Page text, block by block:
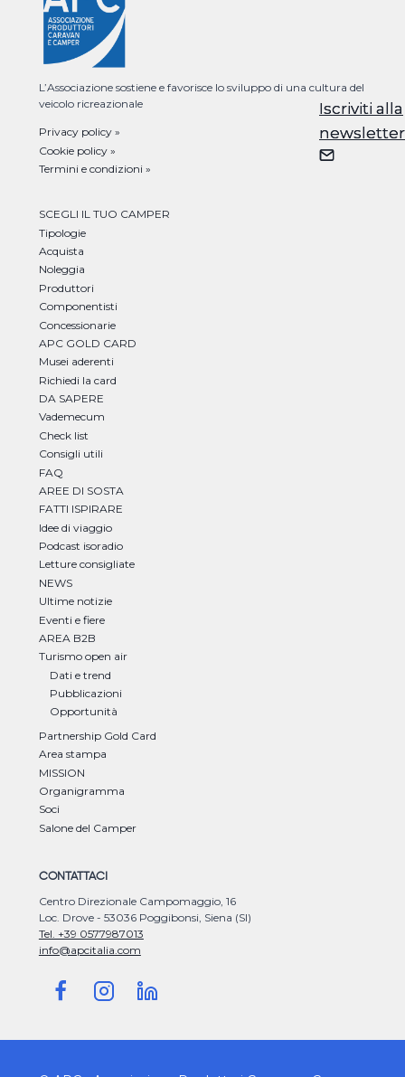
Iscriviti alla
newsletter
L’Associazione sostiene e favorisce lo sviluppo di una cultura del
veicolo ricreazionale
Privacy policy »
Cookie policy »
Termini e condizioni »
SCEGLI IL TUO CAMPER
Tipologie
Acquista
Noleggia
Produttori
Componentisti
Concessionarie
APC GOLD CARD
Musei aderenti
Richiedi la card
DA SAPERE
Vademecum
Check list
Consigli utili
FAQ
AREE DI SOSTA
FATTI ISPIRARE
Idee di viaggio
Podcast isoradio
Letture consigliate
NEWS
Ultime notizie
Eventi e fiere
AREA B2B
Turismo open air
Dati e trend
Pubblicazioni
Opportunità
Partnership Gold Card
Area stampa
MISSION
Organigramma
Soci
Salone del Camper
CONTATTACI
Centro Direzionale Campomaggio, 16
Loc. Drove - 53036 Poggibonsi, Siena (SI)
Tel. +39 0577987013
info@apcitalia.com
Iscriviti alla
newsletter